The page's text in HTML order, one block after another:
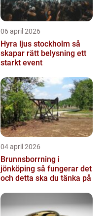
06 april 2026
Hyra ljus stockholm så
skapar rätt belysning ett
starkt event
04 april 2026
Brunnsborrning i
jönköping så fungerar det
och detta ska du tänka på